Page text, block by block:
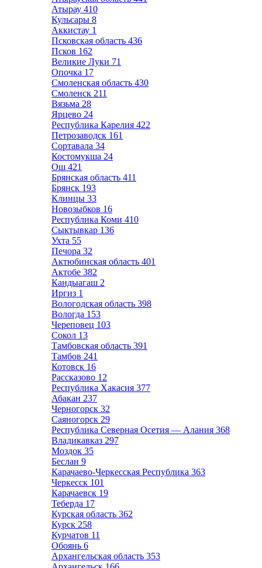
Атырау 410
Кульсары 8
Аккистау 1
Псковская область 436
Псков 162
Великие Луки 71
Опочка 17
Смоленская область 430
Смоленск 211
Вязьма 28
Ярцево 24
Республика Карелия 422
Петрозаводск 161
Сортавала 34
Костомукша 24
Ош 421
Брянская область 411
Брянск 193
Клинцы 33
Новозыбков 16
Республика Коми 410
Сыктывкар 136
Ухта 55
Печора 32
Актюбинская область 401
Актобе 382
Кандыагаш 2
Иргиз 1
Вологодская область 398
Вологда 153
Череповец 103
Сокол 13
Тамбовская область 391
Тамбов 241
Котовск 16
Рассказово 12
Республика Хакасия 377
Абакан 237
Черногорск 32
Саяногорск 29
Республика Северная Осетия — Алания 368
Владикавказ 297
Моздок 35
Беслан 9
Карачаево-Черкесская Республика 363
Черкесск 101
Карачаевск 19
Теберда 17
Курская область 362
Курск 258
Курчатов 11
Обоянь 6
Архангельская область 353